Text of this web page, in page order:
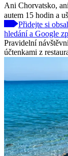
Ani Chorvatsko,
autem 15 hodin a
Přidejte si
hledání a Google
Pravidelní
účtenkami z